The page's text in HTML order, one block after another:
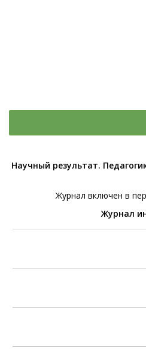
Научный результат.
Журнал включен в
Журнал